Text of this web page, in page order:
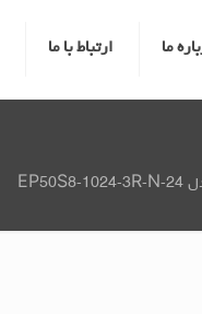
ما ارتباط با ما